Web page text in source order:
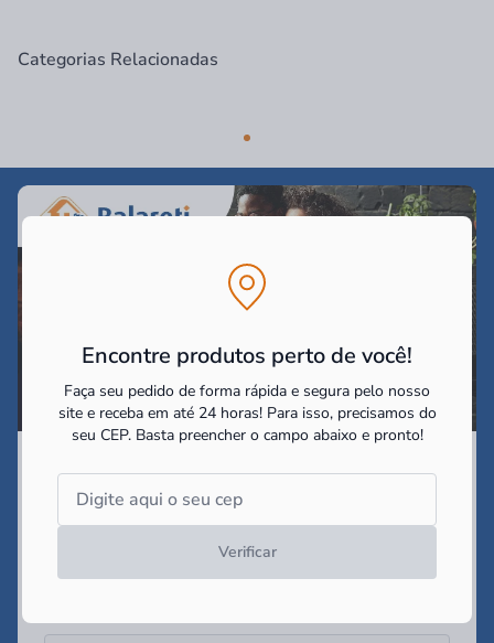
Encontre produtos perto de você!
Faça seu pedido de forma rápida e segura pelo nosso
site e receba em até 24 horas! Para isso, precisamos do
seu CEP. Basta preencher o campo abaixo e pronto!
Verificar
Categorias Relacionadas
Assine nossa Newsletter
e receba aspromoções e
novidades!